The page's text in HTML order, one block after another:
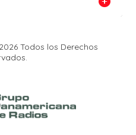
Todos los Derechos